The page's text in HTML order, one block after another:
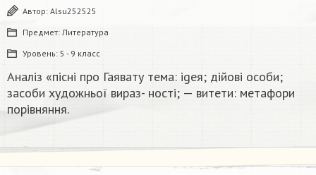
Автор: Alsu252525
Предмет: Литература
Уровень: 5 - 9 класс
Аналіз «пісні про Гаявату тема: igeя; дійові особи;
засоби художньої вираз- ності; — витети: метафори
порівняння.​